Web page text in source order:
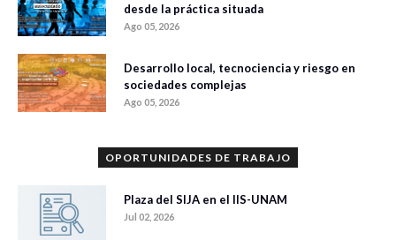
desde la práctica situada
Ago 05, 2026
Desarrollo local, tecnociencia y riesgo en
sociedades complejas
Ago 05, 2026
OPORTUNIDADES DE TRABAJO
Plaza del SIJA en el IIS-UNAM
Jul 02, 2026